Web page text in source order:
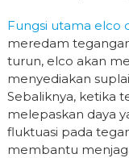
Fungsi utama elco
meredam
turun, elco akan
menyediakan
Sebaliknya, ketika
melepaskan daya
fluktuasi pada
membantu